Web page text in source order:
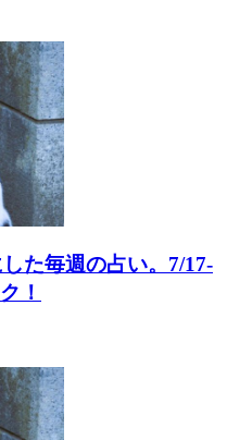
た毎週の占い。7/17-
！